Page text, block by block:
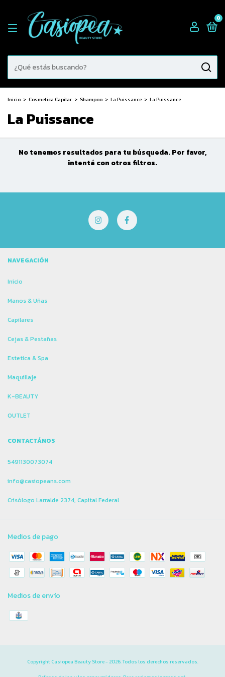
0
Inicio > Cosmetica Capilar > Shampoo > La Puissance > La Puissance
La Puissance
No tenemos resultados para tu búsqueda. Por favor,
intentá con otros filtros.
NAVEGACIÓN
Inicio
Manos & Uñas
Capilares
Cejas & Pestañas
Estetica & Spa
Maquillaje
K-BEAUTY
OUTLET
CONTACTÁNOS
5491130073074
info@casiopeans.com
Crisólogo Larralde 2374, Capital Federal
Medios de pago
Medios de envío
Copyright Casiopea Beauty Store - 2026. Todos los derechos reservados.